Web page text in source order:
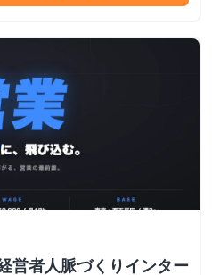
営者人脈づくりインター